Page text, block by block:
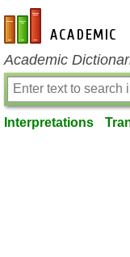
en-academic.com
Academic
Interpretations